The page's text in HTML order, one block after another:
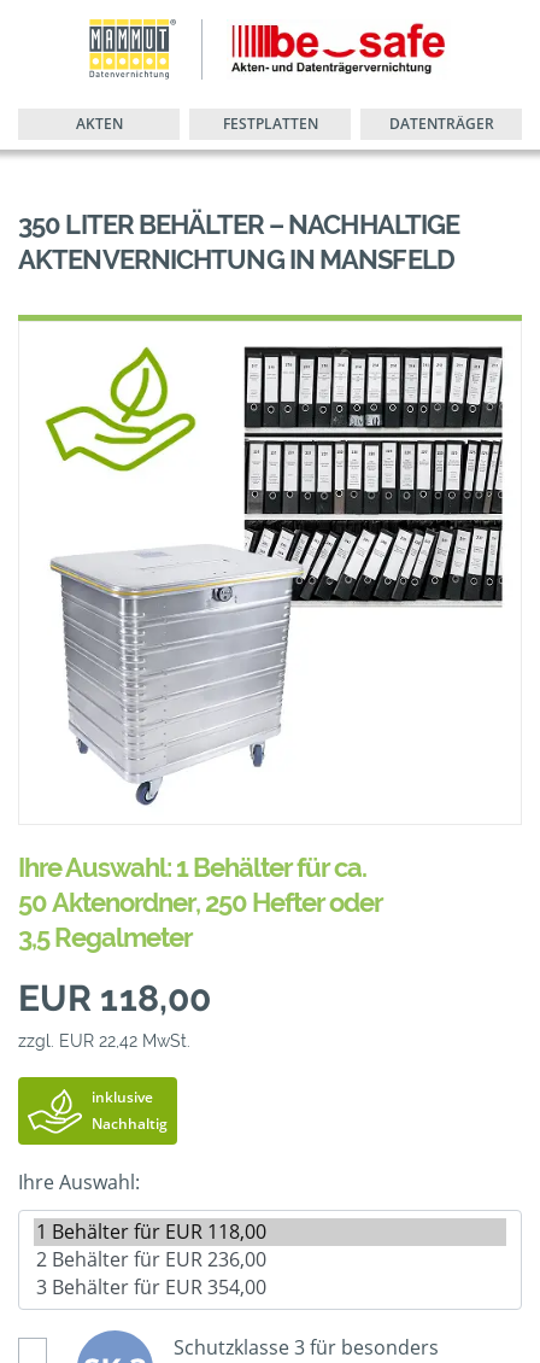
AKTEN FESTPLATTEN DATENTRÄGER
350 LITER BEHÄLTER – NACHHALTIGE
AKTENVERNICHTUNG IN MANSFELD
Ihre Auswahl: 1 Behälter für ca.
50 Aktenordner, 250 Hefter oder
3,5 Regalmeter
EUR 118,00
zzgl. EUR 22,42 MwSt.
inklusive
Nachhaltig
Ihre Auswahl:
Schutzklasse 3 für besonders